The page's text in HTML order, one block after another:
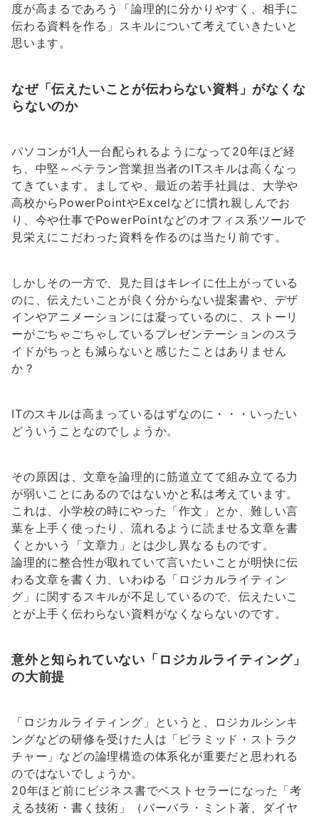
度が高まるであろう「論理的に分かりやすく、相手に
伝わる資料を作る」スキルについて考えていきたいと
思います。
なぜ「伝えたいことが伝わらない資料」がなくな
らないのか
パソコンが1人一台配られるようになって20年ほど経
ち、中堅～ベテラン営業担当者のITスキルは高くなっ
てきています。ましてや、最近の若手社員は、大学や
高校からPowerPointやExcelなどに慣れ親しんでお
り、今や仕事でPowerPointなどのオフィス系ツールで
見栄えにこだわった資料を作るのは当たり前です。
しかしその一方で、見た目はキレイに仕上がっている
のに、伝えたいことが良く分からない提案書や、デザ
インやアニメーションには凝っているのに、ストーリ
ーがごちゃごちゃしているプレゼンテーションのスラ
イドがちっとも減らないと感じたことはありません
か？
ITのスキルは高まっているはずなのに・・・いったい
どういうことなのでしょうか。
その原因は、文章を論理的に筋道立てて組み立てる力
が弱いことにあるのではないかと私は考えています。
これは、小学校の時にやった「作文」とか、難しい言
葉を上手く使ったり、流れるように読ませる文章を書
くとかいう「文章力」とは少し異なるものです。
論理的に整合性が取れていて言いたいことが明快に伝
わる文章を書く力、いわゆる「ロジカルライティン
グ」に関するスキルが不足しているので、伝えたいこ
とが上手く伝わらない資料がなくならないのです。
意外と知られていない「ロジカルライティング」
の大前提
「ロジカルライティング」というと、ロジカルシンキ
ングなどの研修を受けた人は「ピラミッド・ストラク
チャー」などの論理構造の体系化が重要だと思われる
のではないでしょうか。
20年ほど前にビジネス書でベストセラーになった「考
える技術・書く技術」（バーバラ・ミント著、ダイヤ